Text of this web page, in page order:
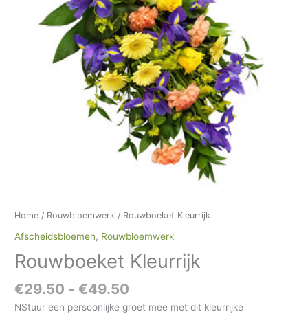
Home / Rouwbloemwerk / Rouwboeket Kleurrijk
Afscheidsbloemen, Rouwbloemwerk
Rouwboeket Kleurrijk
€29.50 - €49.50
NStuur een persoonlijke groet mee met dit kleurrijke